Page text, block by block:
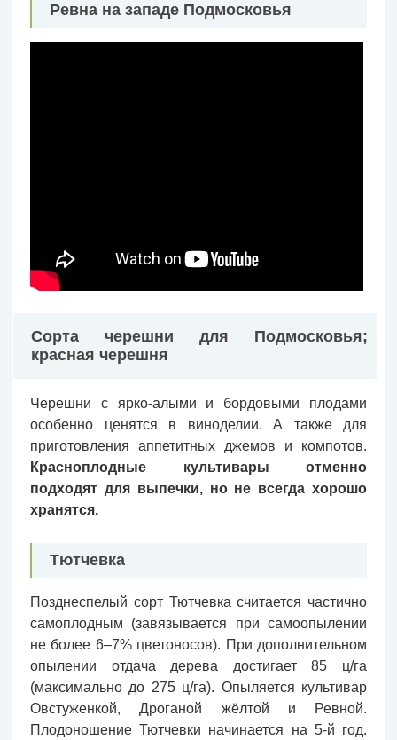
Ревна на западе Подмосковья
Сорта черешни для Подмосковья;
красная черешня
Черешни с ярко-алыми и бордовыми плодами
особенно ценятся в виноделии. А также для
приготовления аппетитных джемов и компотов.
Красноплодные культивары отменно
подходят для выпечки, но не всегда хорошо
хранятся.
Тютчевка
Позднеспелый сорт Тютчевка считается частично
самоплодным (завязывается при самоопылении
не более 6–7% цветоносов). При дополнительном
опылении отдача дерева достигает 85 ц/га
(максимально до 275 ц/га). Опыляется культивар
Овстуженкой, Дроганой жёлтой и Ревной.
Плодоношение Тютчевки начинается на 5-й год.